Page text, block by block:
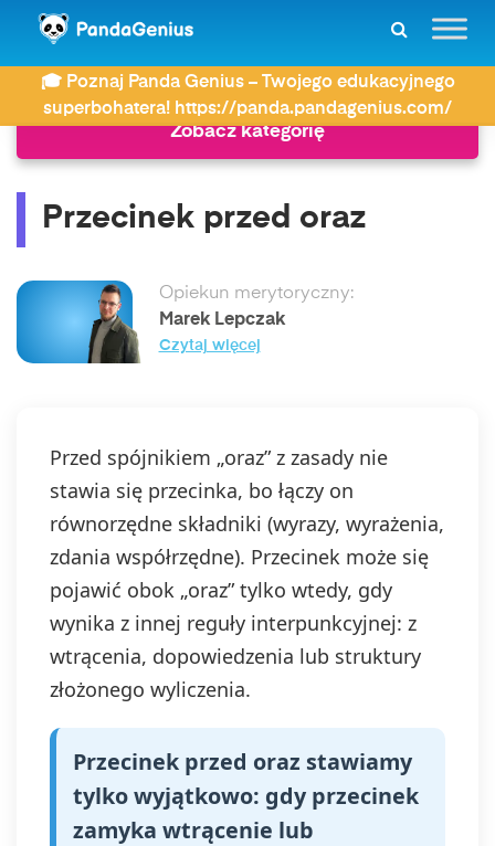
🎓 Poznaj Panda Genius – Twojego edukacyjnego
superbohatera! https://panda.pandagenius.com/
ZDAY Najczęściej wyszukiwane Przecinek przed oraz
Zobacz kategorię
Przecinek przed oraz
Opiekun merytoryczny:
Marek Lepczak
Czytaj więcej
Przed spójnikiem „oraz” z zasady nie
stawia się przecinka, bo łączy on
równorzędne składniki (wyrazy, wyrażenia,
zdania współrzędne). Przecinek może się
pojawić obok „oraz” tylko wtedy, gdy
wynika z innej reguły interpunkcyjnej: z
wtrącenia, dopowiedzenia lub struktury
złożonego wyliczenia.
Przecinek przed oraz stawiamy
tylko wyjątkowo: gdy przecinek
zamyka wtrącenie lub